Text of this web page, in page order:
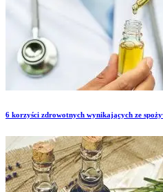
6 korzyści zdrowotnych wynikających ze